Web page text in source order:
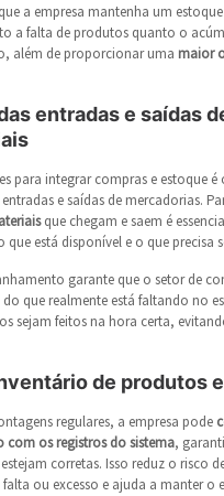
a empresa mantenha um
a falta de produtos quanto o
além de proporcionar uma maior
entradas e saídas
para integrar compras e estoque
e saídas de mercadorias.
que chegam e saem é
que está disponível e o que precisa
garante que o setor de
do que realmente está faltando no
sejam feitos na hora certa,
de produtos
regulares, a empresa pode
com os registros do sistema,
corretas. Isso reduz o risco
ou excesso e ajuda a manter o